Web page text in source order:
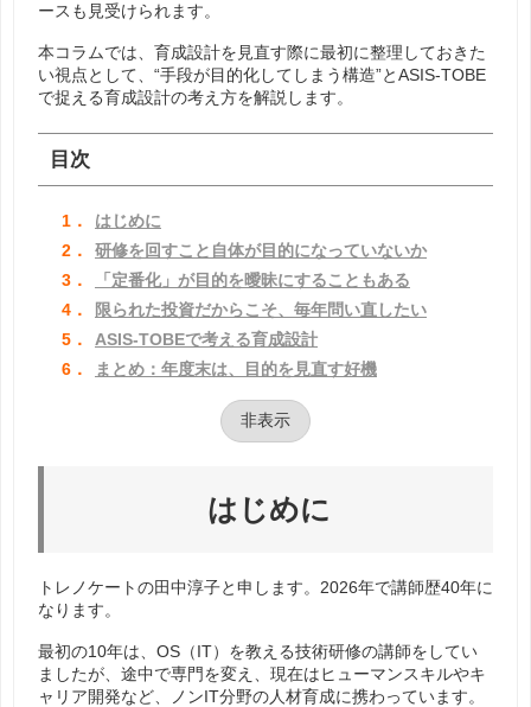
ースも見受けられます。
本コラムでは、育成設計を見直す際に最初に整理しておきた
い視点として、“手段が目的化してしまう構造”とASIS-TOBE
で捉える育成設計の考え方を解説します。
目次
1．
はじめに
2．
研修を回すこと自体が目的になっていないか
3．
「定番化」が目的を曖昧にすることもある
4．
限られた投資だからこそ、毎年問い直したい
5．
ASIS-TOBEで考える育成設計
6．
まとめ：年度末は、目的を見直す好機
非表示
はじめに
トレノケートの田中淳子と申します。2026年で講師歴40年に
なります。
最初の10年は、OS（IT）を教える技術研修の講師をしてい
ましたが、途中で専門を変え、現在はヒューマンスキルやキ
ャリア開発など、ノンIT分野の人材育成に携わっています。